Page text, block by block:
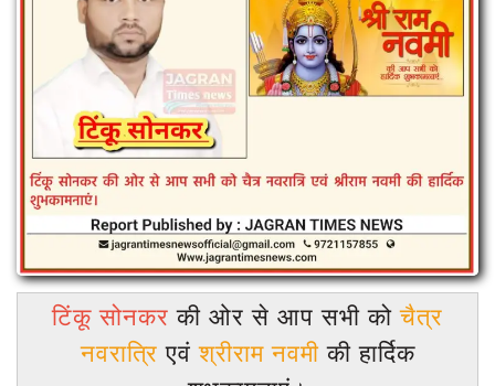
टिंकू सोनकर की ओर से आप सभी कोचैत्र
नवरात्रि एवंश्रीराम नवमीकी हार्दिक